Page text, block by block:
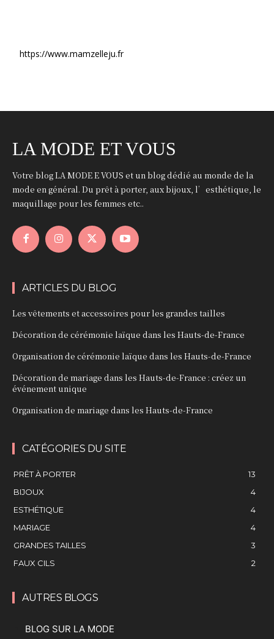
https://www.mamzelleju.fr
LA MODE ET VOUS
Votre blog LA MODE E VOUS et un blog dédié au monde de la
mode en général. Du prêt à porter, aux bijoux, l’esthétique, le
maquillage pour les femmes etc..
ARTICLES DU BLOG
Les vêtements et accessoires pour les grandes tailles
Décoration de cérémonie laïque dans les Hauts-de-France
Organisation de cérémonie laïque dans les Hauts-de-France
Décoration de mariage dans les Hauts-de-France : créez un
événement unique
Organisation de mariage dans les Hauts-de-France
CATÉGORIES DU SITE
PRÊT À PORTER
13
BIJOUX
4
ESTHÉTIQUE
4
MARIAGE
4
GRANDES TAILLES
3
FAUX CILS
2
AUTRES BLOGS
BLOG SUR LA MODE